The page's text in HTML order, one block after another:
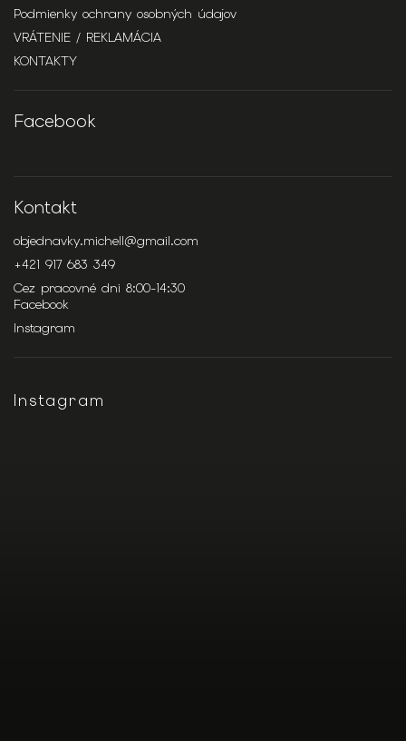
Podmienky ochrany osobných údajov
VRÁTENIE / REKLAMÁCIA
KONTAKTY
Facebook
Kontakt
objednavky.michell@gmail.com
+421 917 683 349
Cez pracovné dni 8:00-14:30
Facebook
Instagram
Instagram